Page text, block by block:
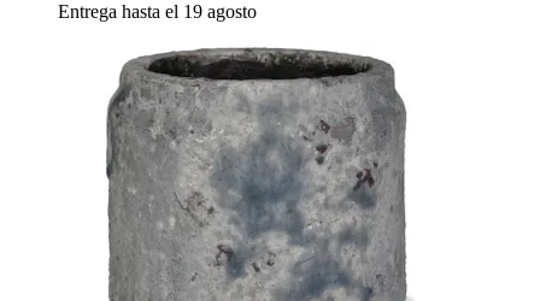
Entrega hasta el 19 agosto